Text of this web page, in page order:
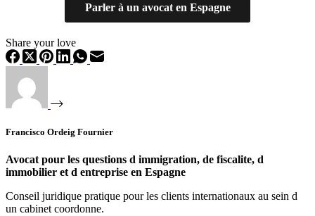
Parler à un avocat en Espagne
Share your love
Francisco Ordeig Fournier
Avocat pour les questions d immigration, de fiscalite, d
immobilier et d entreprise en Espagne
Conseil juridique pratique pour les clients internationaux au sein d
un cabinet coordonne.